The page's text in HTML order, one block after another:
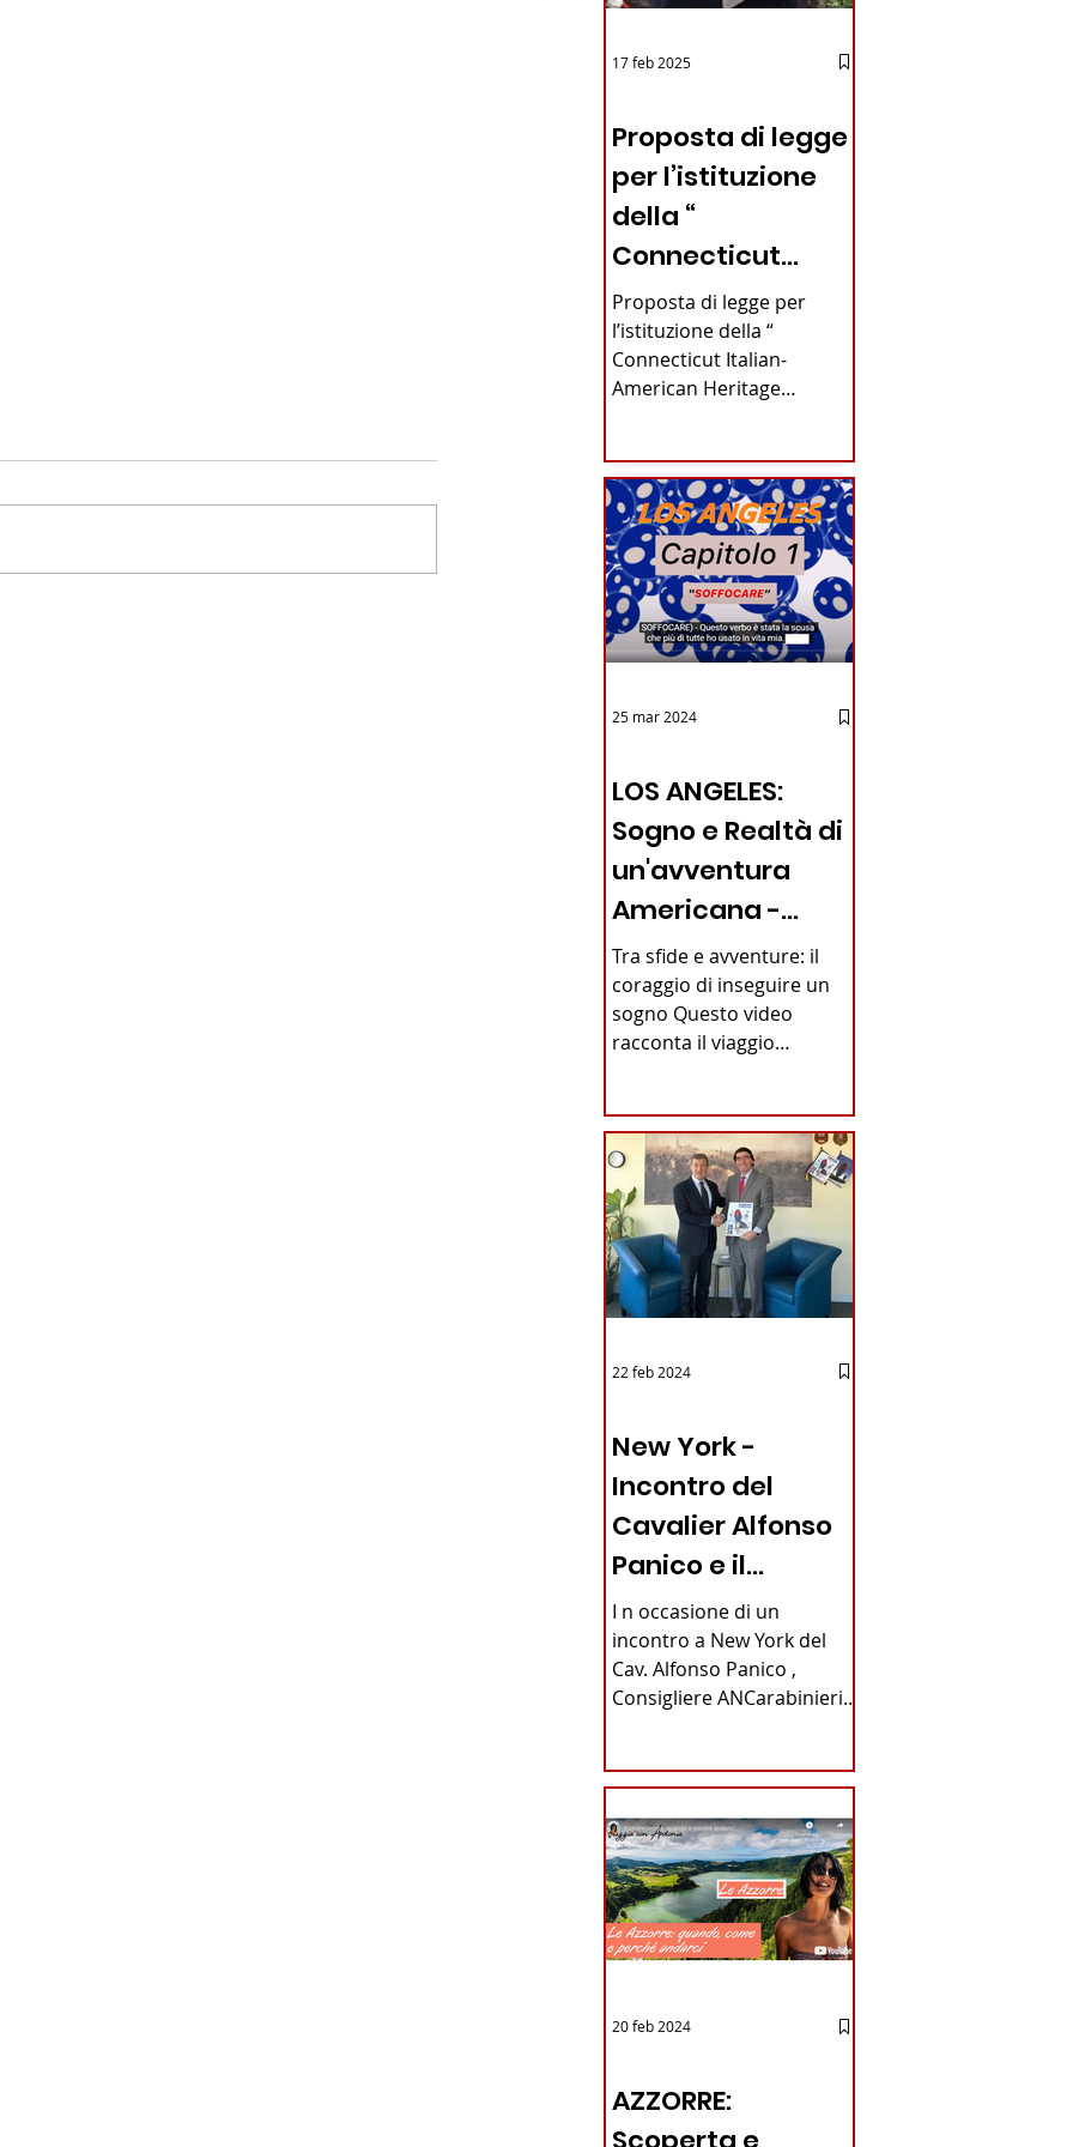
Proposta di legge
per l’istituzione
della “
Connecticut
Italian-American
Heritage
Commission”
Connecticut
Proposta di legge per
l’istituzione della “
Connecticut Italian-
American Heritage
Alfonso...
17 feb 2025
LOS ANGELES:
Sogno e Realtà di
un'avventura
Americana -
VIDEO
Tra sfide e avventure: il
coraggio di inseguire un
sogno Questo video
racconta il viaggio
25 mar 2024
New York -
Incontro del
Cavalier Alfonso
Panico e il
Generale dei
Carabinieri
Fabrizio Parrulli
I n occasione di un
incontro a New York del
Cav. Alfonso Panico ,
Consigliere ANCarabinieri
22 feb 2024
AZZORRE:
20 feb 2024